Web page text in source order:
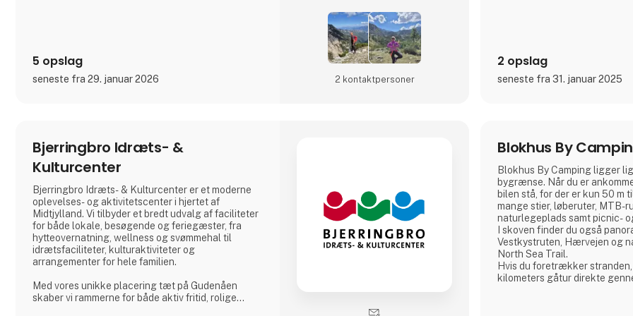
5 opslag
seneste fra 29. januar 2026 2 kontakt­personer
2 opslag
seneste fra 31. januar 2025
Bjerringbro Idræts- &
Kulturcenter
Bjerringbro Idræts- & Kulturcenter er et moderne
oplevelses- og aktivitetscenter i hjertet af
Midtjylland. Vi tilbyder et bredt udvalg af faciliteter
for både lokale, besøgende og feriegæster, fra
hytteovernatning, wellness og svømmehal til
idrætsfaciliteter, kulturaktiviteter og
arrangementer for hele familien.
Med vores unikke placering tæt på Gudenåen
skaber vi rammerne for både aktiv fritid, rolige
Blokhus By
Blokhus By Camping ligger
bygrænse. Når du er
bilen stå, for der er kun 50 m
mange stier, løberuter, MTB-
naturlegeplads samt picnic-
I skoven finder du også
Vestkystruten, Hærvejen og
North Sea Trail.
Hvis du foretrækker stranden,
kilometers gåtur direkte